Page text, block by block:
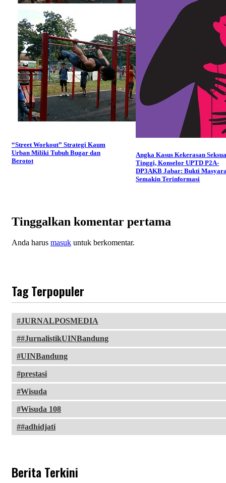
“Street Workout” Strategi Kaum
Urban Miliki Tubuh Bugar dan
Berotot
Angka Kasus Kekerasan
Tinggi, Konselor UPTD P2A-
DP3AKB Jabar: Bukti
Semakin Terinformasi
Tinggalkan komentar pertama
Anda harus masuk untuk berkomentar.
Tag Terpopuler
JURNALPOSMEDIA
#JurnalistikUINBandung
UINBandung
prestasi
Wisuda
Wisuda 108
#adhidjati
Berita Terkini